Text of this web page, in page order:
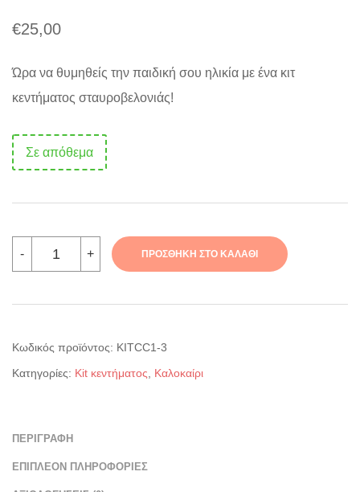
€25,00
Ώρα να θυμηθείς την παιδική σου ηλικία με ένα κιτ
κεντήματος σταυροβελονιάς!
Σε απόθεμα
-
κεντήματος:
Ή
+ ΠΡΟΣΘΉΚΗ ΣΤΟ ΚΑΛΆΘΙ
Κωδικός προϊόντος: ΚΙΤCC1-3
Κατηγορίες: Kit κεντήματος Καλοκαίρι
ΠΕΡΙΓΡΑΦΉ
ΕΠΙΠΛΈΟΝ ΠΛΗΡΟΦΟΡΊΕΣ